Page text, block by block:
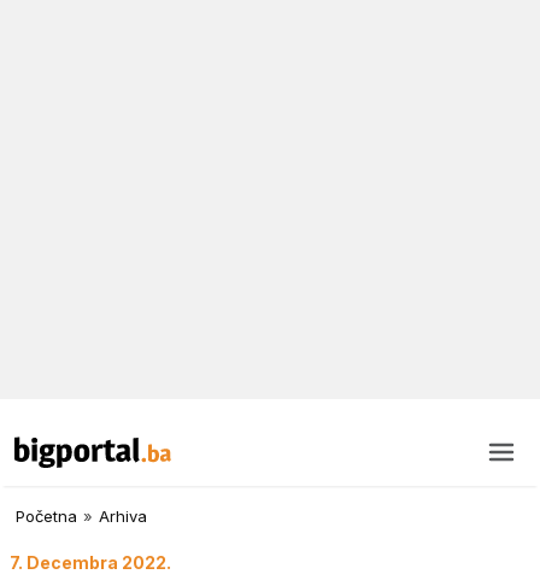
Početna » Arhiva
7. Decembra 2022.